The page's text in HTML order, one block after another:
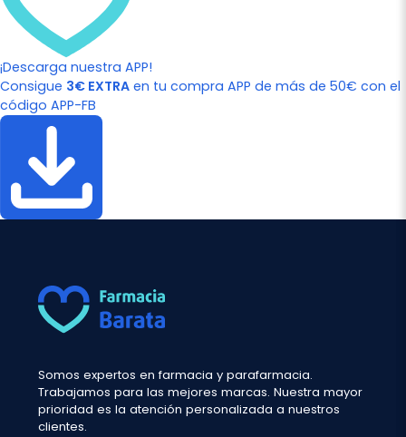
¡Descarga nuestra APP!
Consigue 3€ EXTRA en tu compra APP de más de 50€ con el
código APP-FB
Somos expertos en farmacia y parafarmacia.
Trabajamos para las mejores marcas. Nuestra mayor
prioridad es la atención personalizada a nuestros
clientes.